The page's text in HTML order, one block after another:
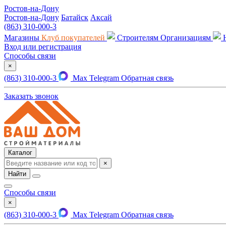
Ростов-на-Дону
Ростов-на-Дону Батайск Аксай
(863) 310-000-3
Магазины Клуб покупателей Строителям Организациям
Вход или регистрация
Способы связи
×
(863) 310-000-3 Max Telegram Обратная связь
Заказать звонок
Каталог
×
Найти
Способы связи
×
(863) 310-000-3 Max Telegram Обратная связь